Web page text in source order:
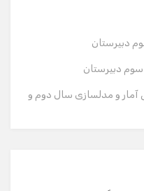
دبیرستان
دبیرستان
آمار و مدلسازی سال دوم و